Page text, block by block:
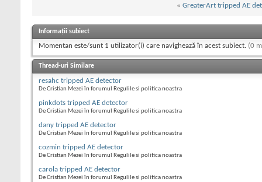
« GreaterArt tripped AE
Informații subiect
Momentan este/sunt 1 utilizator(i) care navighează în acest subiect. (0
Thread-uri Similare
resahc tripped AE detector
De Cristian Mezei în forumul Regulile si politica noastra
pinkdots tripped AE detector
De Cristian Mezei în forumul Regulile si politica noastra
dany tripped AE detector
De Cristian Mezei în forumul Regulile si politica noastra
cozmin tripped AE detector
De Cristian Mezei în forumul Regulile si politica noastra
carola tripped AE detector
De Cristian Mezei în forumul Regulile si politica noastra